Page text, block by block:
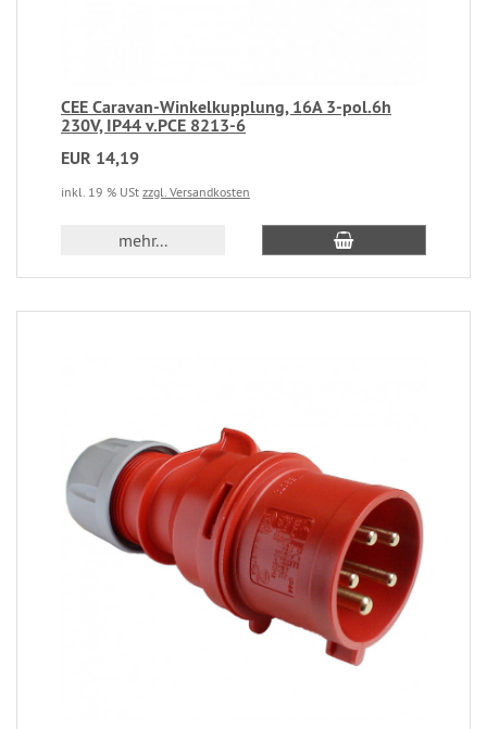
CEE Caravan-Winkelkupplung, 16A 3-pol.6h
230V, IP44 v.PCE 8213-6
EUR 14,19
inkl. 19 % USt zzgl. Versandkosten
mehr...